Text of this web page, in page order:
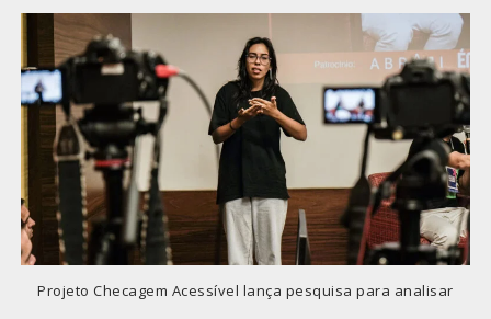
Projeto Checagem Acessível lança pesquisa para analisar